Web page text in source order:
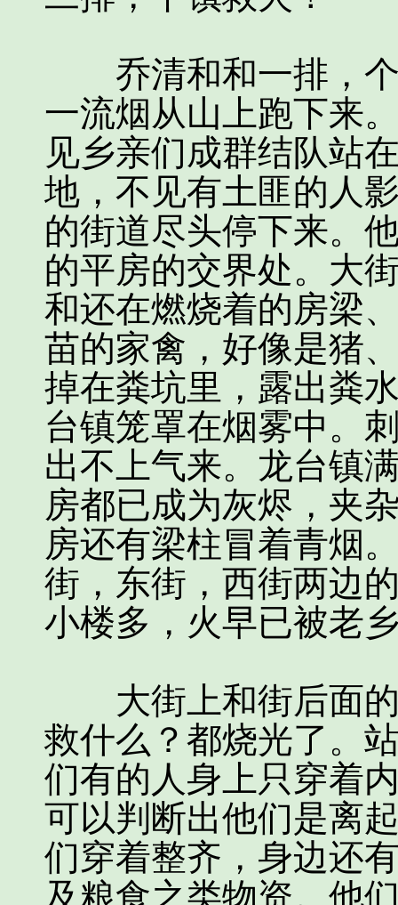
乔清和和一排，个
一流烟从山上跑下来
见乡亲们成群结队站
地，不见有土匪的人
的街道尽头停下来。
的平房的交界处。大
和还在燃烧着的房梁
苗的家禽，好像是猪
掉在粪坑里，露出粪
台镇笼罩在烟雾中。
出不上气来。龙台镇
房都已成为灰烬，夹
房还有梁柱冒着青烟
街，东街，西街两边
小楼多，火早已被老
大街上和街后面的
救什么？都烧光了。
们有的人身上只穿着
可以判断出他们是离
们穿着整齐，身边还
及粮食之类物资。他